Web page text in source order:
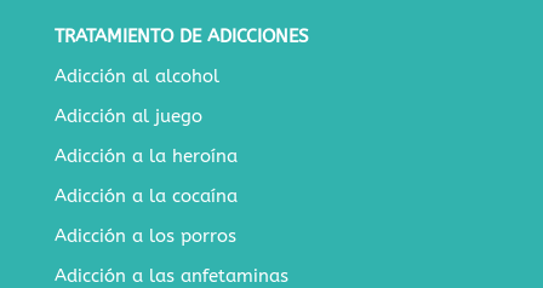
TRATAMIENTO DE ADICCIONES
Adicción al alcohol
Adicción al juego
Adicción a la heroína
Adicción a la cocaína
Adicción a los porros
Adicción a las anfetaminas